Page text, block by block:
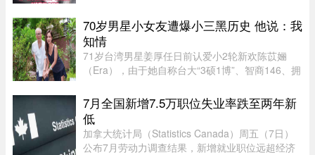
钱，给我送点钱”，“你长得漂亮……冯院长看上你
了，我可以从中促成，你 ...
70岁男星小女友遭爆小三黑历史 他说：我
知情
71岁台湾男星姜厚任日前认爱小2轮新欢陈苡㛤
（Era），由于她自称台大“3硕1博”、智商146、拥
灵异能，3岁就认出姜厚任，时隔39年“重逢”，彼
此有七世情缘，离奇的相恋 ...
7月全国新增7.5万职位失业率跌至两年新
低
加拿大统计局（Statistics Canada）周五（7日）
公布7月劳动力调查结果，新增就业职位远超经济